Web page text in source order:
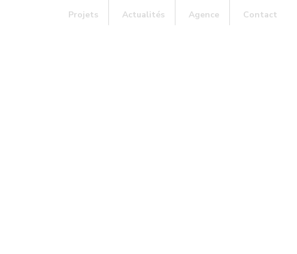
Projets Actualités Agence Contact